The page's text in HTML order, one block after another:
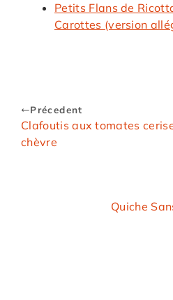
Petits Flans de
Carottes (version
Précedent
Clafoutis aux tomates
chèvre
Quiche